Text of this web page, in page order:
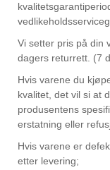
Vi setter pris på din
dagers returrett. (7
Hvis varene du
kvalitet, det vil si at
produsentens
erstatning eller
Hvis varene er
etter levering;